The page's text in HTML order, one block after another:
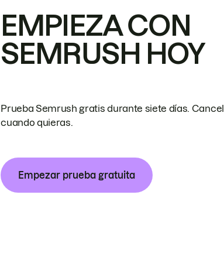
EMPIEZA CON
SEMRUSH HOY
Prueba Semrush gratis durante siete días.
cuando quieras.
Empezar prueba gratuita